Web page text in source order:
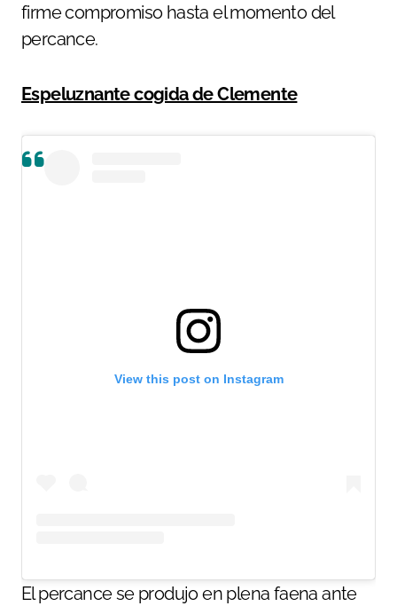
firme compromiso hasta el momento del
percance.
Espeluznante cogida de Clemente
View this post on Instagram
El percance se produjo en plena faena ante